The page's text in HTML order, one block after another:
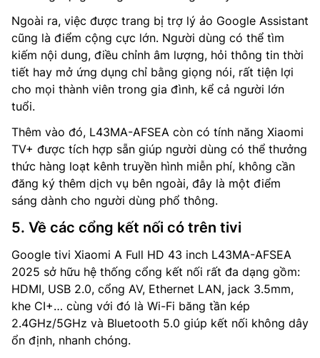
Ngoài ra, việc được trang bị trợ lý ảo Google Assistant
cũng là điểm cộng cực lớn. Người dùng có thể tìm
kiếm nội dung, điều chỉnh âm lượng, hỏi thông tin thời
tiết hay mở ứng dụng chỉ bằng giọng nói, rất tiện lợi
cho mọi thành viên trong gia đình, kể cả người lớn
tuổi.
Thêm vào đó, L43MA-AFSEA còn có tính năng Xiaomi
TV+ được tích hợp sẵn giúp người dùng có thể thưởng
thức hàng loạt kênh truyền hình miễn phí, không cần
đăng ký thêm dịch vụ bên ngoài, đây là một điểm
sáng dành cho người dùng phổ thông.
5. Về các cổng kết nối có trên tivi
Google tivi Xiaomi A Full HD 43 inch L43MA-AFSEA
2025 sở hữu hệ thống cổng kết nối rất đa dạng gồm:
HDMI, USB 2.0, cổng AV, Ethernet LAN, jack 3.5mm,
khe CI+… cùng với đó là Wi-Fi băng tần kép
2.4GHz/5GHz và Bluetooth 5.0 giúp kết nối không dây
ổn định, nhanh chóng.